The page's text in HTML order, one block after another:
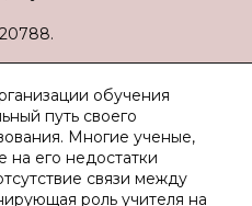
обучения
путь своего
Многие ученые,
на его недостатки
связи между
роль учителя на